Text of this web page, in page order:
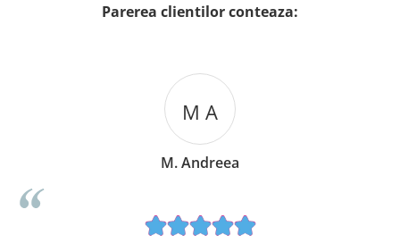
Parerea clientilor conteaza:
M A
M. Andreea